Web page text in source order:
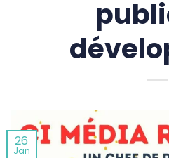
26
Jan